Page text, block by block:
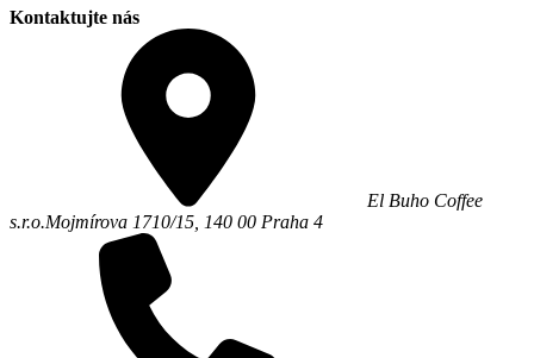
Kontaktujte nás
El Buho Coffee
s.r.o.Mojmírova 1710/15, 140 00 Praha 4